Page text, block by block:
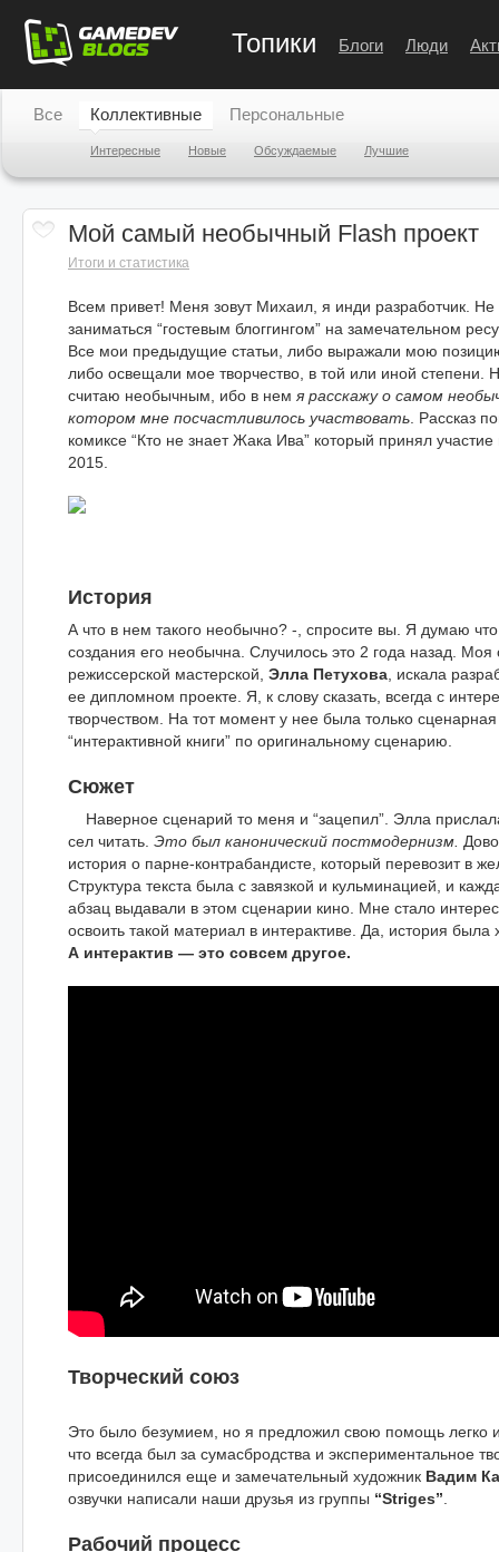
Топики Блоги Люди
Все Коллективные
Интересные Новые Обсуждаемые Лучшие
Персональные
Мой самый необычный Flash проект
Итоги и статистика
Всем привет! Меня зовут Михаил, я инди разработчик.
заниматься “гостевым блоггингом” на замечательном
Все мои предыдущие статьи, либо выражали мою
либо освещали мое творчество, в той или иной степени.
считаю необычным, ибо в нем я расскажу о самом
котором мне посчастливилось участвовать . Рассказ
комиксе “Кто не знает Жака Ива” который принял
2015.
История
А что в нем такого необычно? -, спросите вы. Я думаю
создания его необычна. Случилось это 2 года назад. Моя
режиссерской мастерской, Элла Петухова , искала
ее дипломном проекте. Я, к слову сказать, всегда с
творчеством. На тот момент у нее была только
“интерактивной книги” по оригинальному сценарию.
Сюжет
Наверное сценарий то меня и “зацепил”. Элла
сел читать. Это был канонический постмодернизм.
история о парне-контрабандисте, который перевозит в
Структура текста была с завязкой и кульминацией, и
абзац выдавали в этом сценарии кино. Мне стало
освоить такой материал в интерактиве. Да, история
А интерактив — это совсем другое.
Творческий союз
Это было безумием, но я предложил свою помощь легко
что всегда был за сумасбродства и экспериментальное
присоединился еще и замечательный художник Вадим
озвучки написали наши друзья из группы “Striges”
Рабочий процесс